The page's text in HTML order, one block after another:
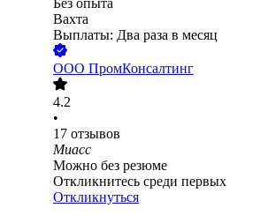
Без опыта
Вахта
Выплаты: Два раза в месяц
ООО ПромКонсалтинг
4.2
•
17 отзывов
Миасс
Можно без резюме
Откликнитесь среди первых
Откликнуться